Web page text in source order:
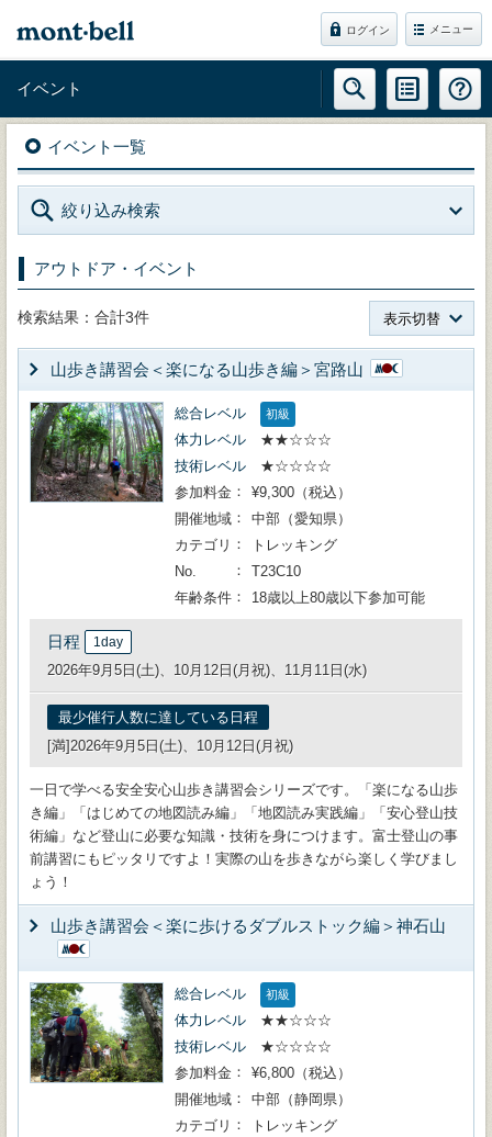
ログイン メニュー
イベント
イベント一覧
絞り込み検索
アウトドア・イベント
検索結果：合計3件 表示切替
山歩き講習会＜楽になる山歩き編＞宮路山
総合レベル 初級
体力レベル
★★☆☆☆
技術レベル
★☆☆☆☆
参加料金
¥9,300（税込）
開催地域
中部（愛知県）
カテゴリ
トレッキング
No.
T23C10
年齢条件
18歳以上80歳以下参加可能
日程 1day
2026年9月5日(土)、10月12日(月祝)、11月11日(水)
最少催行人数に達している日程
[満]2026年9月5日(土)、10月12日(月祝)
一日で学べる安全安心山歩き講習会シリーズです。「楽になる山歩
き編」「はじめての地図読み編」「地図読み実践編」「安心登山技
術編」など登山に必要な知識・技術を身につけます。富士登山の事
前講習にもピッタリですよ！実際の山を歩きながら楽しく学びまし
ょう！
山歩き講習会＜楽に歩けるダブルストック編＞神石山
総合レベル 初級
体力レベル
★★☆☆☆
技術レベル
★☆☆☆☆
参加料金
¥6,800（税込）
開催地域
中部（静岡県）
カテゴリ
トレッキング